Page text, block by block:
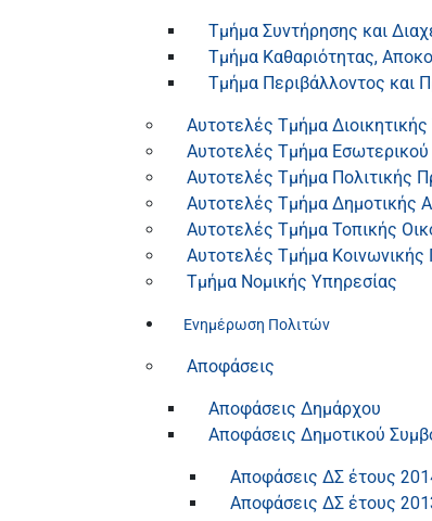
Τμήμα Συντήρησης και
Τμήμα Καθαριότητας,
Τμήμα Περιβάλλοντος και
Αυτοτελές Τμήμα
Αυτοτελές Τμήμα Εσωτερικού
Αυτοτελές Τμήμα Πολιτικής
Αυτοτελές Τμήμα Δημοτικής
Αυτοτελές Τμήμα Τοπικής
Αυτοτελές Τμήμα Κοινωνικής
Τμήμα Νομικής Υπηρεσίας
Ενημέρωση Πολιτών
Αποφάσεις
Αποφάσεις Δημάρχου
Αποφάσεις Δημοτικού
Αποφάσεις ΔΣ έτους
Αποφάσεις ΔΣ έτους